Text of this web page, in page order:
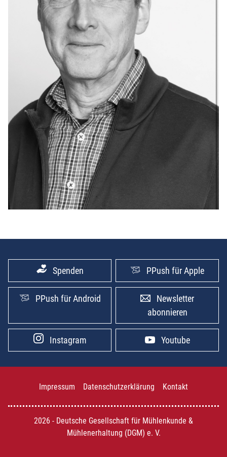
Spenden PPush für Apple
PPush für Android
Newsletter
abonnieren
Instagram Youtube
2026 - Deutsche Gesellschaft für Mühlenkunde &
Mühlenerhaltung (DGM) e. V.
Impressum Datenschutzerklärung Kontakt